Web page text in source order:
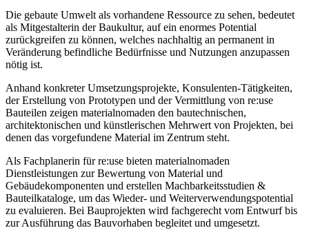
Die gebaute Umwelt als vorhandene Ressource zu sehen, bedeutet
als Mitgestalterin der Baukultur, auf ein enormes Potential
zurückgreifen zu können, welches nachhaltig an permanent in
Veränderung befindliche Bedürfnisse und Nutzungen anzupassen
nötig ist.
Anhand konkreter Umsetzungsprojekte, Konsulenten-Tätigkeiten,
der Erstellung von Prototypen und der Vermittlung von re:use
Bauteilen zeigen materialnomaden den bautechnischen,
architektonischen und künstlerischen Mehrwert von Projekten, bei
denen das vorgefundene Material im Zentrum steht.
Als Fachplanerin für re:use bieten materialnomaden
Dienstleistungen zur Bewertung von Material und
Gebäudekomponenten und erstellen Machbarkeitsstudien &
Bauteilkataloge, um das Wieder- und Weiterverwendungspotential
zu evaluieren. Bei Bauprojekten wird fachgerecht vom Entwurf bis
zur Ausführung das Bauvorhaben begleitet und umgesetzt.